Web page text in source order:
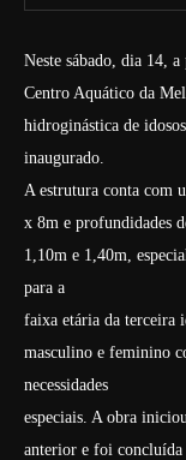
Neste sábado, dia 14,
Centro Aquático da
hidroginástica de
inaugurado.
A estrutura conta com
x 8m e profundidades
1,10m e 1,40m,
para a
faixa etária da terceira
masculino e feminino
necessidades
especiais. A obra
anterior e foi concluída